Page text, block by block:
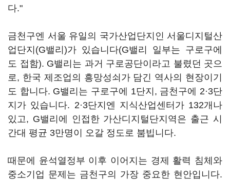
다."
금천구엔 서울 유일의 국가산업단지인 서울디지털산
업단지(G밸리)가 있습니다(G밸리 일부는 구로구에
도 접함). G밸리는 과거 구로공단이라고 불렸던 곳으
로, 한국 제조업의 흥망성쇠가 담긴 역사의 현장이기
도 합니다. G밸리는 구로구에 1단지, 금천구에 2·3단
지가 있습니다. 2·3단지엔 지식산업센터가 132개나
있고, G밸리에 인접한 가산디지털단지역은 출근 시
간대 평균 3만명이 오갈 정도로 붐빕니다.
때문에 윤석열정부 이후 이어지는 경제 활력 침체와
중소기업 문제는 금천구의 가장 중요한 현안입니다.